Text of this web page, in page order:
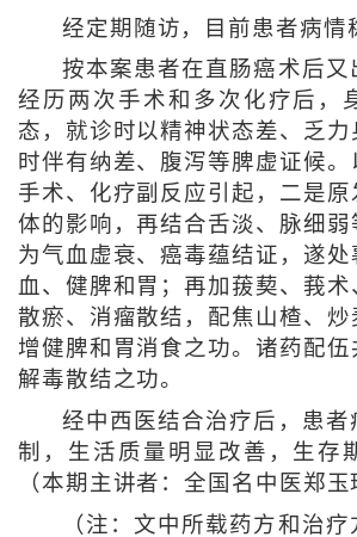
经定期随访，目前患者病情
按本案患者在直肠癌术后又
经历两次手术和多次化疗后，
态，就诊时以精神状态差、乏力
时伴有纳差、腹泻等脾虚证候。
手术、化疗副反应引起，二是
体的影响，再结合舌淡、脉细弱
为气血虚衰、癌毒蕴结证，遂
血、健脾和胃；再加菝葜、莪
散瘀、消瘤散结，配焦山楂、炒
增健脾和胃消食之功。诸药配伍
解毒散结之功。
经中西医结合治疗后，患者
制，生活质量明显改善，生存
（本期主讲者：全国名中医郑玉
（注：文中所载药方和治